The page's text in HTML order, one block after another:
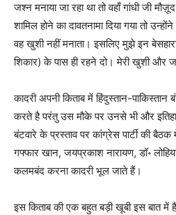
जश्‍न मनाया जा रहा था तो वहाँ गांधी जी
शामिल होने का दावतनामा दिया गया तो
वह खुशी नहीं मनाता। इसलिए मुझे इन
शिकार) के पास ही रहने दो। मेरी खुशी और
कादरी अपनी किताब में हिंदुस्‍तान-
करते है परंतु उस मौके पर उनसे भी और
बंटवारे के प्रस्‍ताव पर कांग्रेस पार्टी की बैठक
गफ्फार खान, जयप्रकाश नारायण, डॉ॰
कलमबंद करना कादरी भूल जाते हैं।
इस किताब की एक बहुत बड़ी खूबी इस बात में